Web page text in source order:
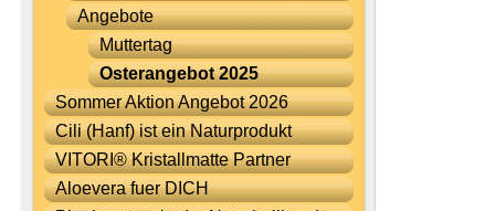
Angebote
Muttertag
Osterangebot 2025
Sommer Aktion Angebot 2026
Cili (Hanf) ist ein Naturprodukt
VITORI® Kristallmatte Partner
Aloevera fuer DICH